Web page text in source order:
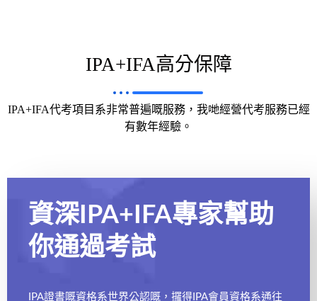
IPA+IFA高分保障
IPA+IFA代考項目系非常普遍嘅服務，我哋經營代考服務已經
有數年經驗。
資深IPA+IFA專家幫助
你通過考試
IPA證書嘅資格系世界公認嘅，攞得IPA會員資格系通往